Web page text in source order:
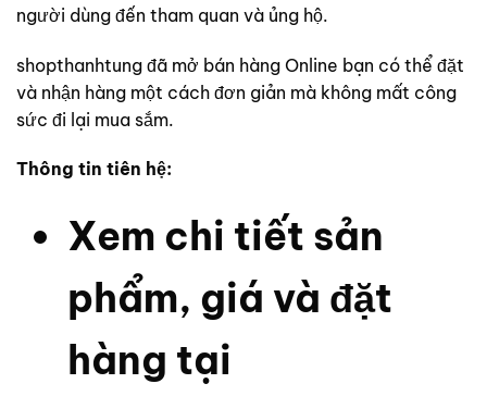
người dùng đến tham quan và ủng hộ.
shopthanhtung đã mở bán hàng Online bạn có thể đặt
và nhận hàng một cách đơn giản mà không mất công
sức đi lại mua sắm.
Thông tin tiên hệ:
Xem chi tiết sản
phẩm, giá và đặt
hàng tại